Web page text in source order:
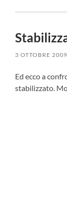
3 OTTOBRE 2009
Ed ecco a
stabilizzato.